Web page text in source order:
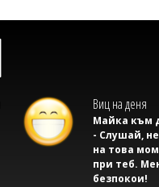
Виц на деня
Майка към
- Слушай,
на това
при теб.
безпокои!